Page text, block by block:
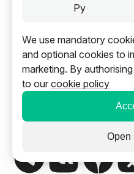
Ру
We use mandatory
and optional cookies to
marketing. By
to our cookie policy
Open
Гидам
+420 228 889 544
Написать
отзыв о сайте